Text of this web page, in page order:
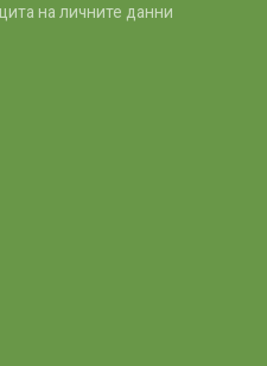
на личните данни